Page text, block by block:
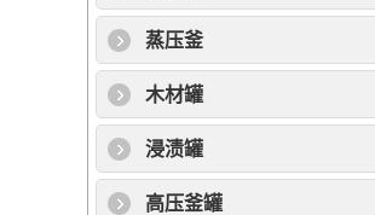
蒸压釜
木材罐
浸渍罐
高压釜罐